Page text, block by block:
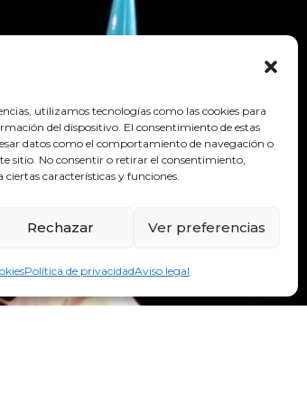
utilizamos tecnologías como las cookies para
del dispositivo. El consentimiento de estas
datos como el comportamiento de navegación o
sitio. No consentir o retirar el consentimiento,
características y funciones.
Rechazar Ver preferencias
Política de privacidadAviso legal